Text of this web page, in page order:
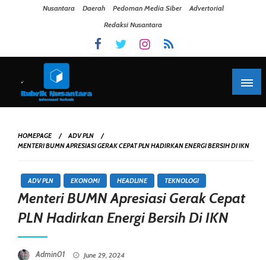
Nusantara Daerah Pedoman Media Siber
Advertorial
Redaksi Nusantara
HOMEPAGE
ADV PLN
MENTERI BUMN APRESIASI GERAK CEPAT PLN HADIRKAN ENERGI BERSIH DI IKN
ADV PLN EKONOMI HEADLINE TEKNOLOGI
Menteri BUMN Apresiasi Gerak Cepat
PLN Hadirkan Energi Bersih Di IKN
Admin01 June 29, 2024